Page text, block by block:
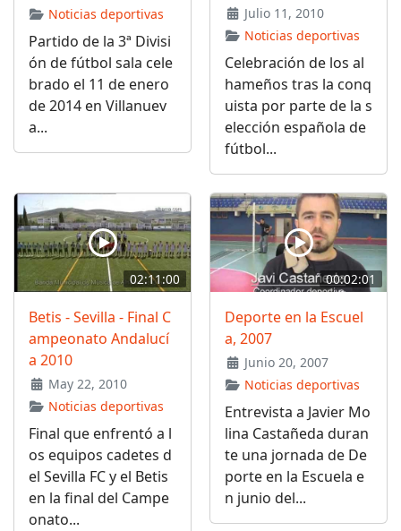
Noticias deportivas
Partido de la 3ª Divisi
ón de fútbol sala cele
brado el 11 de enero
de 2014 en Villanuev
a...
Julio 11, 2010
Noticias deportivas
Celebración de los al
hameños tras la conq
uista por parte de la s
elección española de
fútbol...
02:11:00
Betis - Sevilla - Final C
ampeonato Andalucí
a 2010
May 22, 2010
Noticias deportivas
Final que enfrentó a l
os equipos cadetes d
el Sevilla FC y el Betis
en la final del Campe
onato...
00:02:01
Deporte en la Escuel
a, 2007
Junio 20, 2007
Noticias deportivas
Entrevista a Javier Mo
lina Castañeda duran
te una jornada de De
porte en la Escuela e
n junio del...